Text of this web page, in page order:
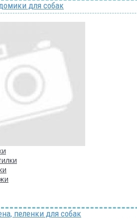
для собак
пеленки для собак